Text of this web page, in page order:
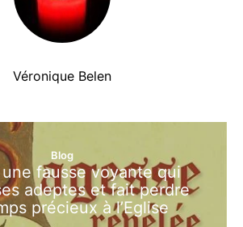
Véronique Belen
Blog
fausse voyante qui
adeptes et fait perdre
précieux à l’Eglise